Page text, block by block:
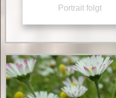
Portrait folgt